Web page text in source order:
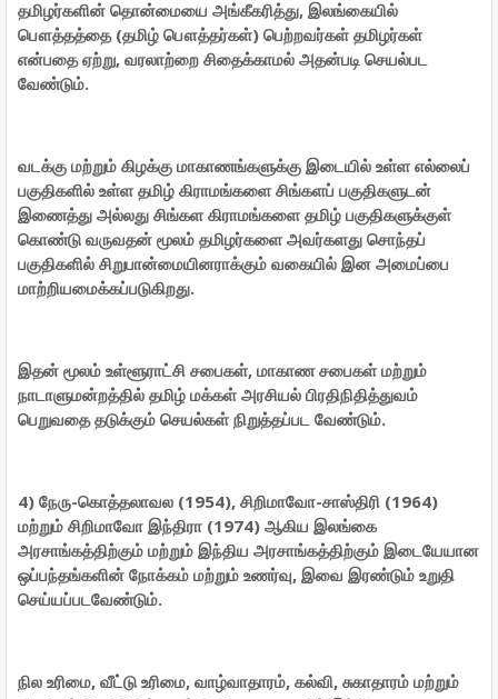
தமிழர்களின் தொன்மையை அங்கீகரித்து, இலங்கையில்
பௌத்தத்தை (தமிழ் பௌத்தர்கள்) பெற்றவர்கள் தமிழர்கள்
என்பதை ஏற்று, வரலாற்றை சிதைக்காமல் அதன்படி செயல்பட
வேண்டும்.
வடக்கு மற்றும் கிழக்கு மாகாணங்களுக்கு இடையில் உள்ள எல்லைப்
பகுதிகளில் உள்ள தமிழ் கிராமங்களை சிங்களப் பகுதிகளுடன்
இணைத்து அல்லது சிங்கள கிராமங்களை தமிழ் பகுதிகளுக்குள்
கொண்டு வருவதன் மூலம் தமிழர்களை அவர்களது சொந்தப்
பகுதிகளில் சிறுபான்மையினராக்கும் வகையில் இன அமைப்பை
மாற்றியமைக்கப்படுகிறது.
இதன் மூலம் உள்ளூராட்சி சபைகள், மாகாண சபைகள் மற்றும்
நாடாளுமன்றத்தில் தமிழ் மக்கள் அரசியல் பிரதிநிதித்துவம்
பெறுவதை தடுக்கும் செயல்கள் நிறுத்தப்பட வேண்டும்.
4) நேரு-கொத்தலாவல (1954), சிறிமாவோ-சாஸ்திரி (1964)
மற்றும் சிறிமாவோ இந்திரா (1974) ஆகிய இலங்கை
அரசாங்கத்திற்கும் மற்றும் இந்திய அரசாங்கத்திற்கும் இடையேயான
ஒப்பந்தங்களின் நோக்கம் மற்றும் உணர்வு, இவை இரண்டும் உறுதி
செய்யப்படவேண்டும்.
நில உரிமை, வீட்டு உரிமை, வாழ்வாதாரம், கல்வி, சுகாதாரம் மற்றும்